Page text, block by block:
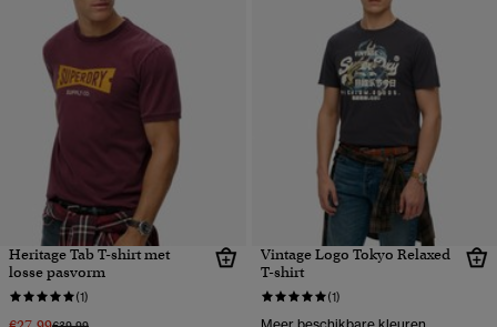
Heritage Tab T-shirt met
losse pasvorm
(1)
Vintage Logo Tokyo Relaxed
T-shirt
(1)
Meer beschikbare kleuren